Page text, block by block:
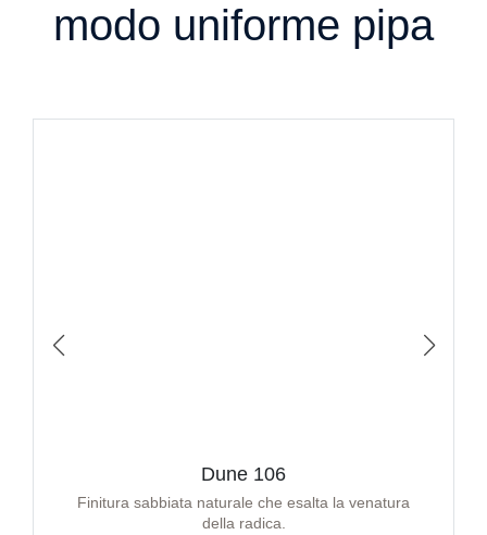
modo uniforme pipa
Dune 106
Finitura sabbiata naturale che esalta la venatura
della radica.